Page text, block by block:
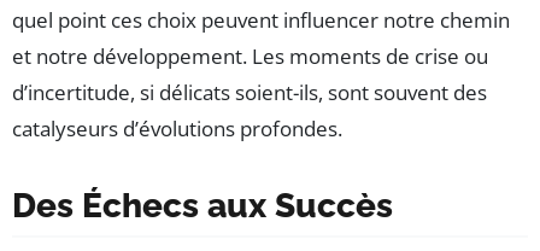
quel point ces choix peuvent influencer notre chemin
et notre développement. Les moments de crise ou
d’incertitude, si délicats soient-ils, sont souvent des
catalyseurs d’évolutions profondes.
Des Échecs aux Succès